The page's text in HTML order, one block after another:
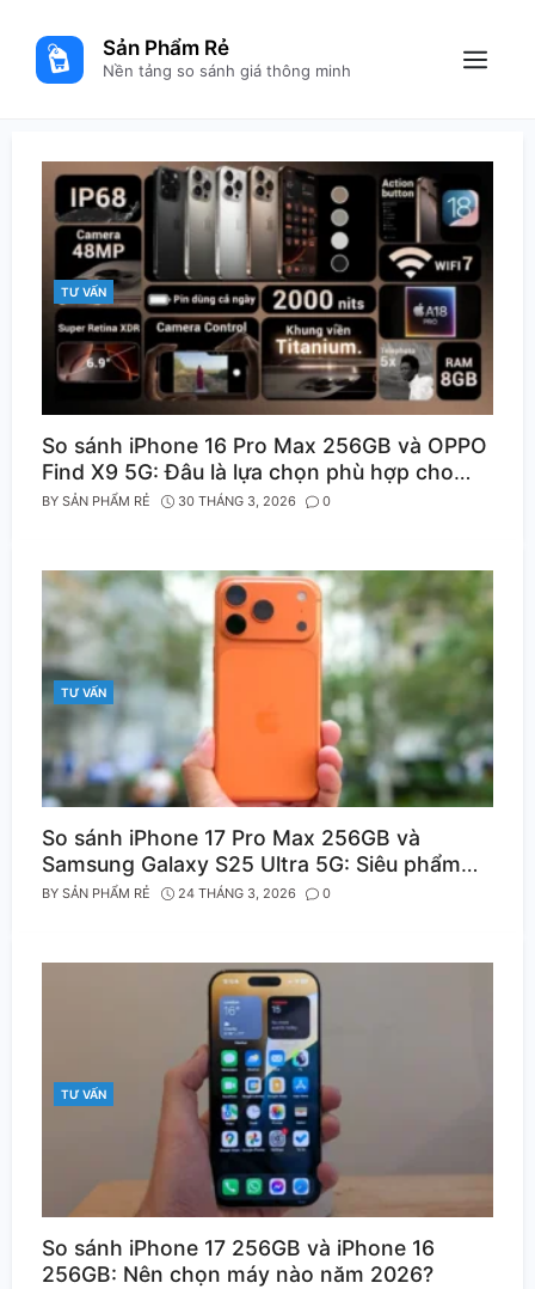
content
Sản Phẩm Rẻ
Nền tảng so sánh giá thông minh Menu
CATEGORIES
TƯ VẤN
So sánh iPhone 16 Pro Max 256GB và OPPO
Find X9 5G: Đâu là lựa chọn phù hợp cho
bạn?
BY SẢN PHẨM RẺ 30 THÁNG 3, 2026 0
CATEGORIES
TƯ VẤN
So sánh iPhone 17 Pro Max 256GB và
Samsung Galaxy S25 Ultra 5G: Siêu phẩm
nào dành cho bạn?
BY SẢN PHẨM RẺ 24 THÁNG 3, 2026 0
CATEGORIES
TƯ VẤN
So sánh iPhone 17 256GB và iPhone 16
256GB: Nên chọn máy nào năm 2026?